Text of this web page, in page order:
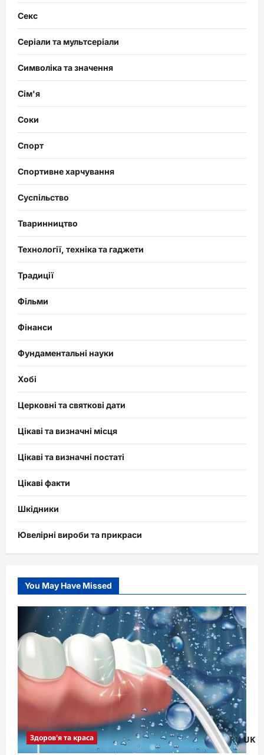
Секс
Серіали та мультсеріали
Символіка та значення
Сім'я
Соки
Спорт
Спортивне харчування
Суспільство
Тваринництво
Технології, техніка та гаджети
Традиції
Фільми
Фінанси
Фундаментальні науки
Хобі
Церковні та святкові дати
Цікаві та визначні місця
Цікаві та визначні постаті
Цікаві факти
Шкідники
Ювелірні вироби та прикраси
You May Have Missed
Здоров'я та краса RU UK